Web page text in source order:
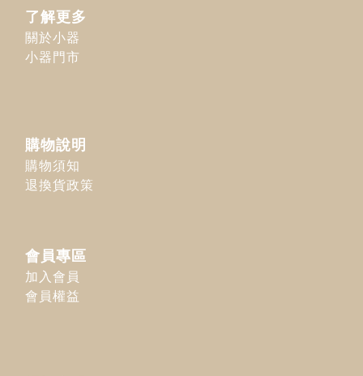
了解更多
關於小器
小器門市
購物說明
購物須知
退換貨政策
會員專區
加入會員
會員權益